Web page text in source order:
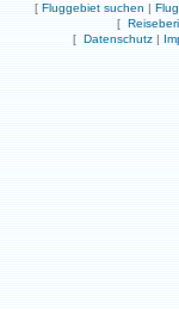
[ Fluggebiet suchen |
[
[ Datenschutz |